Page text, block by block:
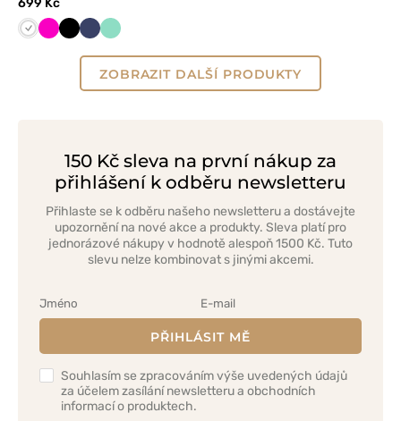
Bílá Malinová
ČernáNámořnická
Mátová
ZOBRAZIT DALŠÍ PRODUKTY
150 Kč sleva na první nákup za
přihlášení k odběru newsletteru
Přihlaste se k odběru našeho newsletteru a dostávejte
upozornění na nové akce a produkty. Sleva platí pro
jednorázové nákupy v hodnotě alespoň 1500 Kč. Tuto
slevu nelze kombinovat s jinými akcemi.
PŘIHLÁSIT MĚ
Souhlasím se zpracováním výše uvedených údajů
za účelem zasílání newsletteru a obchodních
informací o produktech.